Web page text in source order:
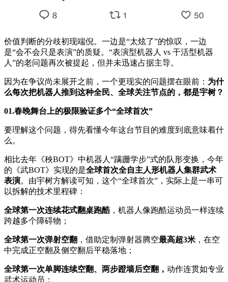
价值判断的分歧初现端倪。一边是“太炫了”的惊叹，一边
是“会不会只是表演”的质疑。“表演型机器人 vs 干活型机器
人”的老问题再次被提起，但并未迅速占据主导。
因为在争议尚未展开之前，一个更现实的问题摆在眼前： 为什
么每次把机器人推到这种全民、全球关注节点的，都是宇树？
01.春晚舞台上的极限验证多个“全球首次”
要理解这个问题，得先看懂今年这台节目的难度到底意味着什
么。
相比去年《秧BOT》中机器人“蹒跚学步”式的队形变换，今年
的《武BOT》实现的是全球首次全自主人形机器人集群武术
表演。由宇树方解读可知，这个“全球首次”，实际上是一串可
以拆解的技术里程碑：
全球第一次连续花式翻桌跑酷，机器人像跑酷运动员一样连续
跨越多个障碍物；
全球第一次弹射空翻 ，借助定制弹射器腾空最高超3米 ，在空
中完成正空翻及侧空翻后平稳落地；
全球第一次单脚连续空翻、两步蹬墙后空翻， 动作连贯如专业
武术运动员；